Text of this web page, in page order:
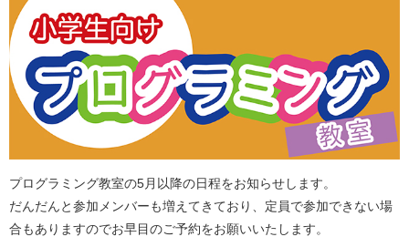
プログラミング教室の5月以降の日程をお知らせします。
だんだんと参加メンバーも増えてきており、定員で参加できない場
合もありますのでお早目のご予約をお願いいたします。